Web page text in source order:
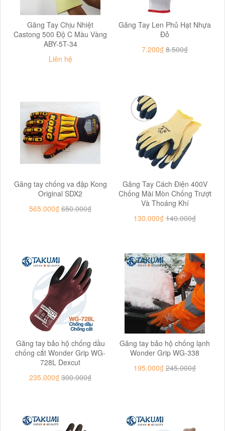
Găng Tay Chịu Nhiệt
Castong 500 Độ C Màu Vàng
ABY-5T-34
Liên hệ
Găng Tay Len Phủ Hạt Nhựa
Đỏ
7.200₫ 8.500₫
Găng tay chống va đập Kong
Original SDX2
565.000₫ 650.000₫
Găng Tay Cách Điện 400V
Chống Mài Mòn Chống Trượt
Và Thoáng Khí
130.000₫ 140.000₫
Găng tay bảo hộ chống dầu
chống cắt Wonder Grip WG-
728L Dexcut
235.000₫ 300.000₫
Găng tay bảo hộ chống lạnh
Wonder Grip WG-338
195.000₫ 245.000₫